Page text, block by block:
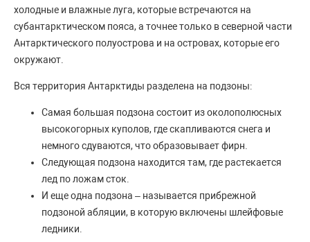
холодные и влажные луга, которые встречаются на
субантарктическом пояса, а точнее только в северной части
Антарктического полуострова и на островах, которые его
окружают.
Вся территория Антарктиды разделена на подзоны:
Самая большая подзона состоит из околополюсных
высокогорных куполов, где скапливаются снега и
немного сдуваются, что образовывает фирн.
Следующая подзона находится там, где растекается
лед по ложам сток.
И еще одна подзона – называется прибрежной
подзоной абляции, в которую включены шлейфовые
ледники.